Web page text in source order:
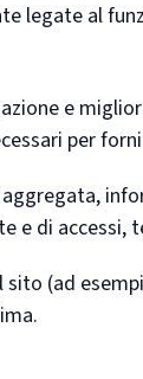
legate al
e
per
e di accessi,
(ad